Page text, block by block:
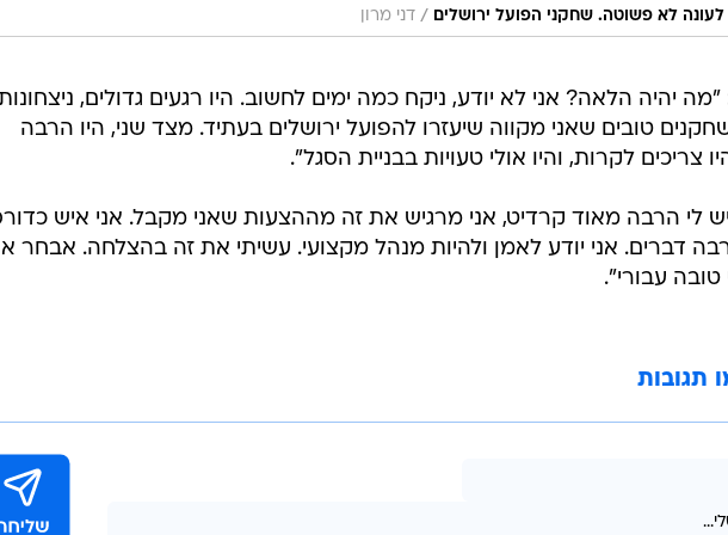
לעונה לא פשוטה. שחקני הפועל ירושלים / דני מרון
יהיה הלאה? אני לא יודע, ניקח כמה ימים לחשוב. היו רגעים גדולים,
טובים שאני מקווה שיעזרו להפועל ירושלים בעתיד. מצד שני, היו הרבה
צריכים לקרות, והיו אולי טעויות בבניית הסגל".
לי הרבה מאוד קרדיט, אני מרגיש את זה מההצעות שאני מקבל. אני איש
דברים. אני יודע לאמן ולהיות מנהל מקצועי. עשיתי את זה בהצלחה. אבחר
טובה עבורי".
תגובות